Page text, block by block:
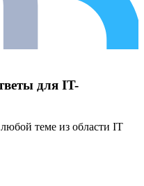
для IT-
теме из области IT